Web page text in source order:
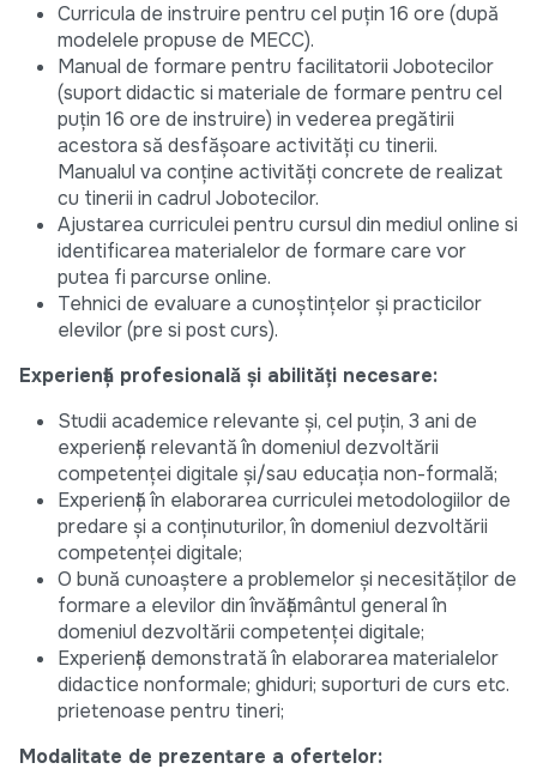
Curricula de instruire pentru cel puțin 16 ore (după
modelele propuse de MECC).
Manual de formare pentru facilitatorii Jobotecilor
(suport didactic si materiale de formare pentru cel
puțin 16 ore de instruire) in vederea pregătirii
acestora să desfășoare activități cu tinerii.
Manualul va conține activități concrete de realizat
cu tinerii in cadrul Jobotecilor.
Ajustarea curriculei pentru cursul din mediul online si
identificarea materialelor de formare care vor
putea fi parcurse online.
Tehnici de evaluare a cunoștințelor și practicilor
elevilor (pre si post curs).
Experiență profesională și abilități necesare:
Studii academice relevante și, cel puțin, 3 ani de
experiență relevantă în domeniul dezvoltării
competenței digitale și/sau educația non-formală;
Experiență în elaborarea curriculei metodologiilor de
predare și a conținuturilor, în domeniul dezvoltării
competenței digitale;
O bună cunoaștere a problemelor și necesităților de
formare a elevilor din învățământul general în
domeniul dezvoltării competenței digitale;
Experiență demonstrată în elaborarea materialelor
didactice nonformale; ghiduri; suporturi de curs etc.
prietenoase pentru tineri;
Modalitate de prezentare a ofertelor: